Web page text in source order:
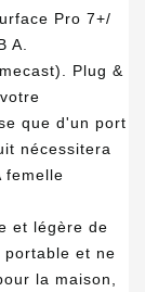
Pro 7+/
A.
Plug &
que d'un port
nécessitera
femelle
et légère de
portable et ne
la maison,